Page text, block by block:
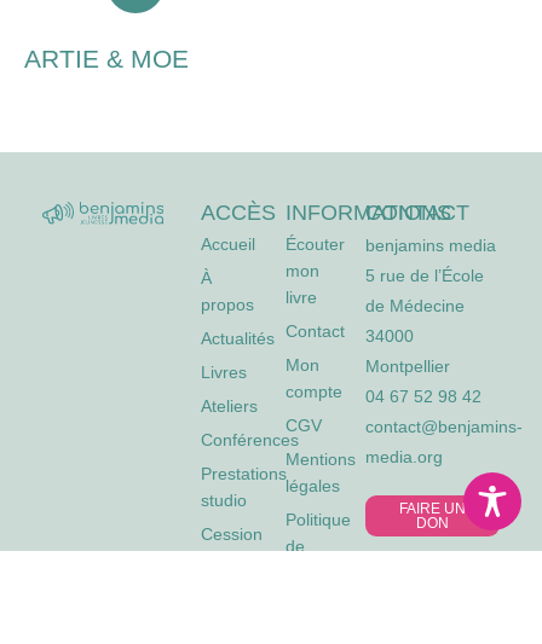
ARTIE & MOE
ACCÈS
Accueil
À
propos
Actualités
Livres
Ateliers
Conférences
Prestations
studio
Cession
INFORMATIONS
Écouter
mon
livre
Contact
Mon
compte
CGV
Mentions
légales
Politique
de
CONTACT
benjamins media
5 rue de l’École
de Médecine
34000
Montpellier
04 67 52 98 42
contact@benjamins-
media.org
FAIRE UN
DON